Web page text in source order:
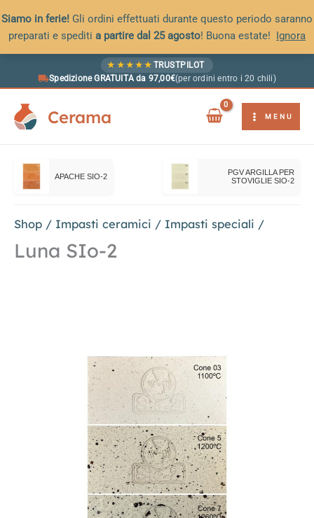
Siamo in ferie! Gli ordini effettuati durante questo periodo saranno
preparati e spediti a partire dal 25 agosto! Buona estate! Ignora
★ ★ ★ ★ ★ TRUSTPILOT
Spedizione GRATUITA da 97,00€(per ordini entro i 20 chili)
Cerama MENU
APACHE SIO-2
PGV ARGILLA PER
STOVIGLIE SIO-2
Shop / Impasti ceramici / Impasti speciali /
Luna SIo-2